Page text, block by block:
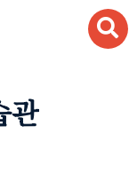
관